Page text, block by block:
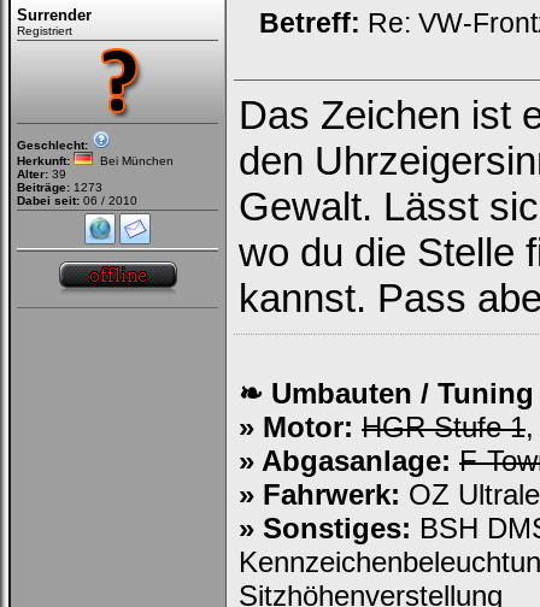
Ich habe mein Passwort
vergessen|Registrieren
Surrender
Registriert
Geschlecht:
Herkunft:
Bei München
Alter: 39
Beiträge: 1273
Dabei seit: 06 / 2010
Betreff: Re: VW-
Das Zeichen ist
den
Gewalt. Lässt
wo du die Stelle
kannst. Pass
❧ Umbauten /
» Motor: HGR Stufe 1
» Abgasanlage: F-
» Fahrwerk: OZ
» Sonstiges: BSH
Sitzhöhenverstellung